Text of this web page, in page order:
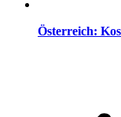
Österreich: